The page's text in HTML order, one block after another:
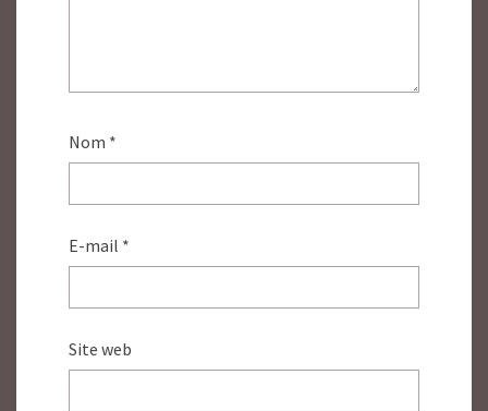
Nom *
E-mail *
Site web